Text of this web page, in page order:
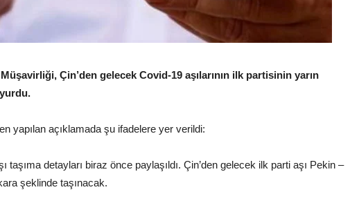
Çin’den gelecek Covid-19 aşılarının ilk partisinin yarın
yapılan açıklamada şu ifadelere yer verildi:
taşıma detayları biraz önce paylaşıldı. Çin’den gelecek ilk parti aşı Pekin –
şeklinde taşınacak.